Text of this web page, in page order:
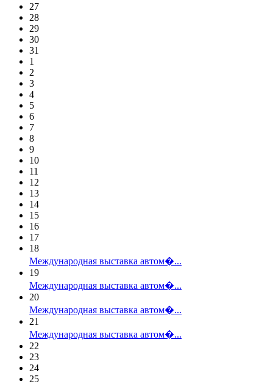
27
28
29
30
31
1
2
3
4
5
6
7
8
9
10
11
12
13
14
15
16
17
18
Международная выставка автом�...
19
Международная выставка автом�...
20
Международная выставка автом�...
21
Международная выставка автом�...
22
23
24
25